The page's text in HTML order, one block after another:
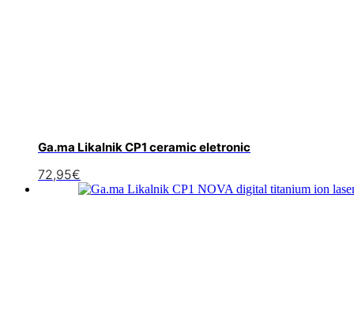
Ga.ma Likalnik CP1 ceramic eletronic
72,95€